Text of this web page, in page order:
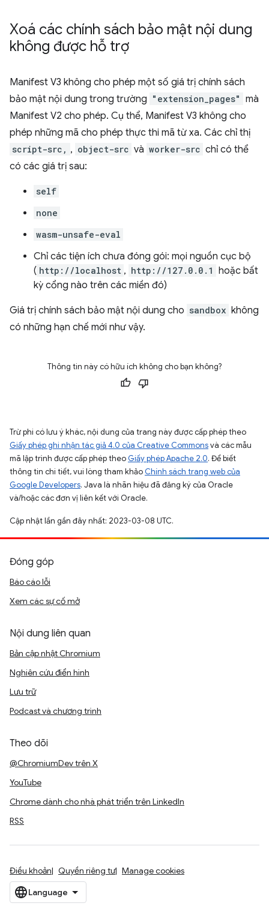
Xoá các chính sách bảo mật nội dung
không được hỗ trợ
Manifest V3 không cho phép một số giá trị chính sách
bảo mật nội dung trong trường "extension_pages" mà
Manifest V2 cho phép. Cụ thể, Manifest V3 không cho
phép những mã cho phép thực thi mã từ xa. Các chỉ thị
script-src, , object-src và worker-src chỉ có thể
có các giá trị sau:
self
none
wasm-unsafe-eval
Chỉ các tiện ích chưa đóng gói: mọi nguồn cục bộ
( http://localhost , http://127.0.0.1 hoặc bất
kỳ cổng nào trên các miền đó)
Giá trị chính sách bảo mật nội dung cho sandbox không
có những hạn chế mới như vậy.
Thông tin này có hữu ích không cho bạn không?
Trừ phi có lưu ý khác, nội dung của trang này được cấp phép theo
Giấy phép ghi nhận tác giả 4.0 của Creative Commonsvà các mẫu
mã lập trình được cấp phép theo Giấy phép Apache 2.0. Để biết
thông tin chi tiết, vui lòng tham khảo Chính sách trang web của
Google Developers. Java là nhãn hiệu đã đăng ký của Oracle
và/hoặc các đơn vị liên kết với Oracle.
Cập nhật lần gần đây nhất: 2023-03-08 UTC.
Đóng góp
Báo cáo lỗi
Xem các sự cố mở
Nội dung liên quan
Bản cập nhật Chromium
Nghiên cứu điển hình
Lưu trữ
Podcast và chương trình
Theo dõi
@ChromiumDev trên X
YouTube
Chrome dành cho nhà phát triển trên LinkedIn
RSS
Điều khoản Quyền riêng tư Manage cookies